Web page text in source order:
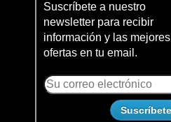
Suscríbete a nuestro
newsletter para recibir
información y las mejores
ofertas en tu email.